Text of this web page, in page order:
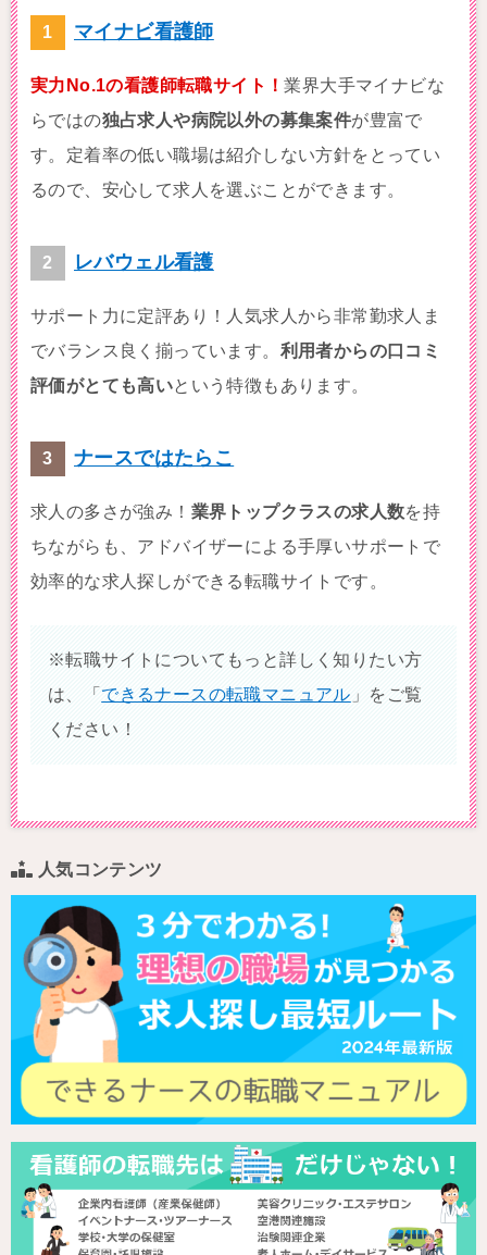
マイナビ看護師
実力No.1の看護師転職サイト！業界大手マイナビな
らではの独占求人や病院以外の募集案件が豊富で
す。定着率の低い職場は紹介しない方針をとってい
るので、安心して求人を選ぶことができます。
レバウェル看護
サポート力に定評あり！人気求人から非常勤求人ま
でバランス良く揃っています。 利用者からの口コミ
評価がとても高いという特徴もあります。
ナースではたらこ
求人の多さが強み！ 業界トップクラスの求人数を持
ちながらも、アドバイザーによる手厚いサポートで
効率的な求人探しができる転職サイトです。
※転職サイトについてもっと詳しく知りたい方
は、「できるナースの転職マニュアル 」をご覧
ください！
人気コンテンツ